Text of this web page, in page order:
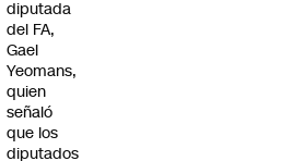
diputada
del FA,
Gael
Yeomans,
quien
señaló
que los
diputados